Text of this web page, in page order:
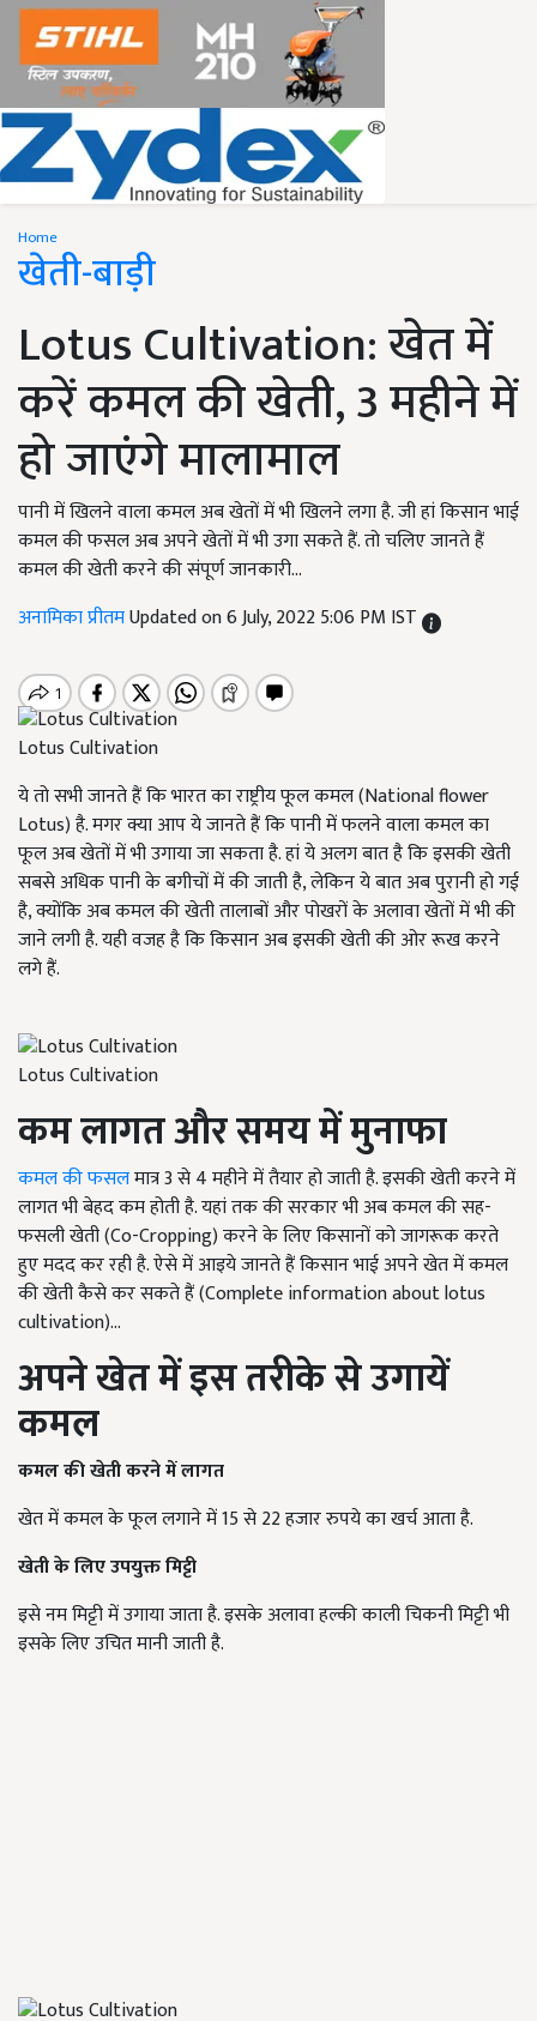
Home
खेती-बाड़ी
Lotus Cultivation: खेत में
करें कमल की खेती, 3 महीने में
हो जाएंगे मालामाल
पानी में खिलने वाला कमल अब खेतों में भी खिलने लगा है. जी हां किसान भाई
कमल की फसल अब अपने खेतों में भी उगा सकते हैं. तो चलिए जानते हैं
कमल की खेती करने की संपूर्ण जानकारी...
अनामिका प्रीतमUpdated on 6 July, 2022 5:06 PM IST
Lotus Cultivation
ये तो सभी जानते हैं कि भारत का राष्ट्रीय फूल कमल (National flower
Lotus) है. मगर क्या आप ये जानते हैं कि पानी में फलने वाला कमल का
फूल अब खेतों में भी उगाया जा सकता है. हां ये अलग बात है कि इसकी खेती
सबसे अधिक पानी के बगीचों में की जाती है, लेकिन ये बात अब पुरानी हो गई
है, क्योंकि अब कमल की खेती तालाबों और पोखरों के अलावा खेतों में भी की
जाने लगी है. यही वजह है कि किसान अब इसकी खेती की ओर रूख करने
लगे हैं.
Lotus Cultivation
कम लागत और समय में मुनाफा
कमल की फसलमात्र 3 से 4 महीने में तैयार हो जाती है. इसकी खेती करने में
लागत भी बेहद कम होती है. यहां तक की सरकार भी अब कमल की सह-
फसली खेती (Co-Cropping) करने के लिए किसानों को जागरूक करते
हुए मदद कर रही है. ऐसे में आइये जानते हैं किसान भाई अपने खेत में कमल
की खेती कैसे कर सकते हैं (Complete information about lotus
cultivation)...
अपने खेत में इस तरीके से उगायें
कमल
कमल की खेती करने में लागत
खेत में कमल के फूल लगाने में 15 से 22 हजार रुपये का खर्च आता है.
खेती के लिए उपयुक्त मिट्टी
इसे नम मिट्टी में उगाया जाता है. इसके अलावा हल्की काली चिकनी मिट्टी भी
इसके लिए उचित मानी जाती है.